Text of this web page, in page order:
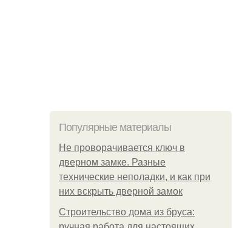
Популярные материалы
Не проворачивается ключ в
дверном замке. Разные
технические неполадки, и как при
них вскрыть дверной замок
Строительство дома из бруса: